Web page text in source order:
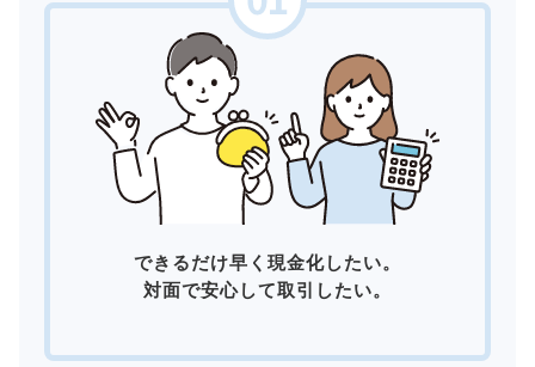
できるだけ早く現金化したい。
対面で安心して取引したい。